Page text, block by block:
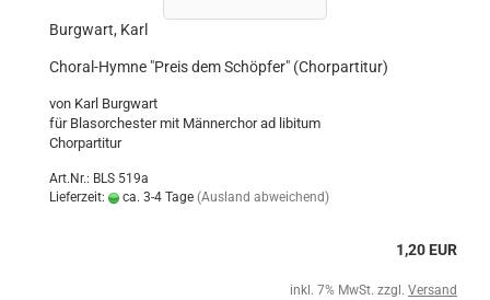
Burgwart, Karl
Choral-Hymne "Preis dem Schöpfer" (Chorpartitur)
von Karl Burgwart
für Blasorchester mit Männerchor ad libitum
Chorpartitur
Art.Nr.: BLS 519a
Lieferzeit:
ca. 3-4 Tage (Ausland abweichend)
1,20 EUR
inkl. 7% MwSt. zzgl. Versand